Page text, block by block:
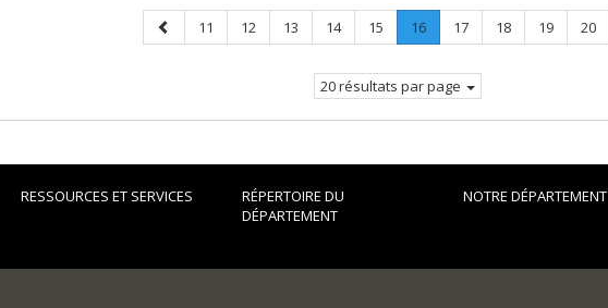
Page
précédente
Page
11 Page
12 Page
13 Page
14 Page
15 Page
16.
Page
Page
17 Page
18 Page
19 Page
20
20 résultats par page
RESSOURCES ET SERVICES
RÉPERTOIRE DU
DÉPARTEMENT
NOTRE DÉPARTEMENT